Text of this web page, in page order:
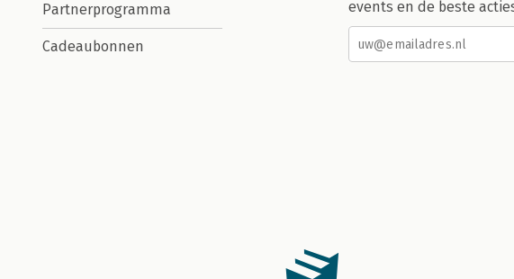
Partnerprogramma
Cadeaubonnen
events en de beste